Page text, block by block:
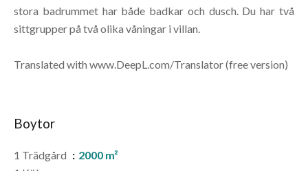
stora badrummet har både badkar och dusch. Du har två
sittgrupper på två olika våningar i villan.
Translated with www.DeepL.com/Translator (free version)
Boytor
1 Trädgård
2000 m²